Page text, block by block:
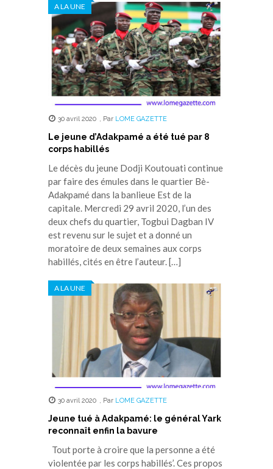
A LA UNE
30 avril 2020 , Par LOME GAZETTE
Le jeune d’Adakpamé a été tué par 8
corps habillés
Le décès du jeune Dodji Koutouati continue
par faire des émules dans le quartier Bè-
Adakpamé dans la banlieue Est de la
capitale. Mercredi 29 avril 2020, l’un des
deux chefs du quartier, Togbui Dagban IV
est revenu sur le sujet et a donné un
moratoire de deux semaines aux corps
habillés, cités en être l’auteur. […]
A LA UNE
30 avril 2020 , Par LOME GAZETTE
Jeune tué à Adakpamé: le général Yark
reconnaît enfin la bavure
Tout porte à croire que la personne a été
violentée par les corps habillés’. Ces propos